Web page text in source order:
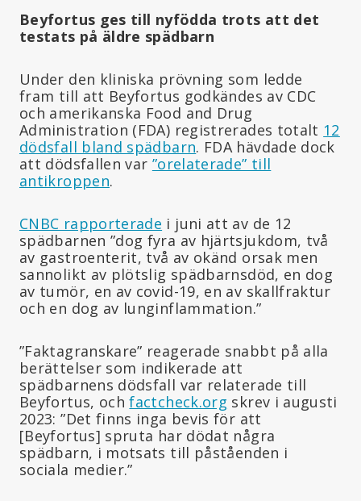
Beyfortus ges till nyfödda trots att det
testats på äldre spädbarn
Under den kliniska prövning som ledde
fram till att Beyfortus godkändes av CDC
och amerikanska Food and Drug
Administration (FDA) registrerades totalt 12
dödsfall bland spädbarn. FDA hävdade dock
att dödsfallen var ”orelaterade” till
antikroppen.
CNBC rapporterade i juni att av de 12
spädbarnen ”dog fyra av hjärtsjukdom, två
av gastroenterit, två av okänd orsak men
sannolikt av plötslig spädbarnsdöd, en dog
av tumör, en av covid-19, en av skallfraktur
och en dog av lunginflammation.”
”Faktagranskare” reagerade snabbt på alla
berättelser som indikerade att
spädbarnens dödsfall var relaterade till
Beyfortus, ochfactcheck.org skrev i augusti
2023: ”Det finns inga bevis för att
[Beyfortus] spruta har dödat några
spädbarn, i motsats till påståenden i
sociala medier.”